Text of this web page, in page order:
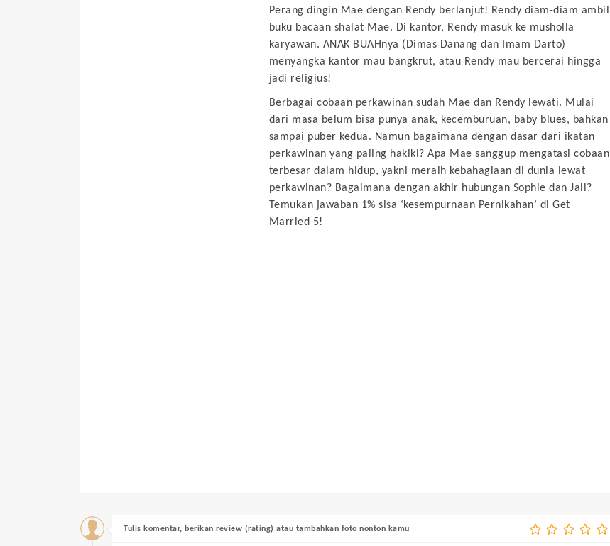
Perang dingin Mae dengan Rendy berlanjut! Rendy diam-diam ambil
buku bacaan shalat Mae. Di kantor, Rendy masuk ke musholla
karyawan. ANAK BUAHnya (Dimas Danang dan Imam Darto)
menyangka kantor mau bangkrut, atau Rendy mau bercerai hingga
jadi religius!
Berbagai cobaan perkawinan sudah Mae dan Rendy lewati. Mulai
dari masa belum bisa punya anak, kecemburuan, baby blues, bahkan
sampai puber kedua. Namun bagaimana dengan dasar dari ikatan
perkawinan yang paling hakiki? Apa Mae sanggup mengatasi cobaan
terbesar dalam hidup, yakni meraih kebahagiaan di dunia lewat
perkawinan? Bagaimana dengan akhir hubungan Sophie dan Jali?
Temukan jawaban 1% sisa ‘kesempurnaan Pernikahan’ di Get
Married 5!
Tulis komentar, berikan review (rating) atau tambahkan foto nonton kamu